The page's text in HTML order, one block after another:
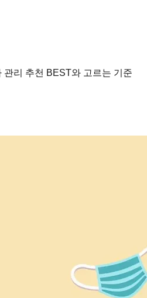
관리 추천 BEST와 고르는 기준